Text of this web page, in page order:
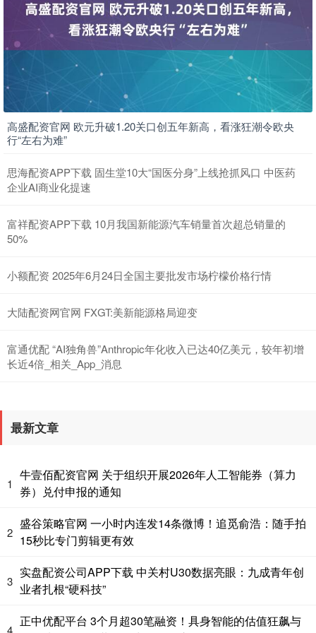
高盛配资官网 欧元升破1.20关口创五年新高，看涨狂潮令欧央
行“左右为难”
思海配资APP下载 固生堂10大“国医分身”上线抢抓风口 中医药
企业AI商业化提速
富祥配资APP下载 10月我国新能源汽车销量首次超总销量的
50%
小额配资 2025年6月24日全国主要批发市场柠檬价格行情
大陆配资网官网 FXGT:美新能源格局迎变
富通优配 “AI独角兽”Anthropic年化收入已达40亿美元，较年初增
长近4倍_相关_App_消息
最新文章
1
牛壹佰配资官网 关于组织开展2026年人工智能券（算力
券）兑付申报的通知
2
盛谷策略官网 一小时内连发14条微博！追觅俞浩：随手拍
15秒比专门剪辑更有效
3
实盘配资公司APP下载 中关村U30数据亮眼：九成青年创
业者扎根“硬科技”
4
正中优配平台 3个月超30笔融资！具身智能的估值狂飙与